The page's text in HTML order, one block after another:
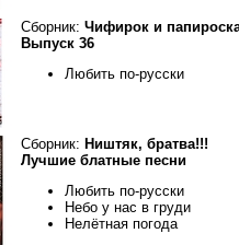
Сборник: Чифирок и
Выпуск 36
Любить по-русски
Сборник: Ништяк, братва!!!
Лучшие блатные песни
Любить по-русски
Небо у нас в груди
Нелётная погода